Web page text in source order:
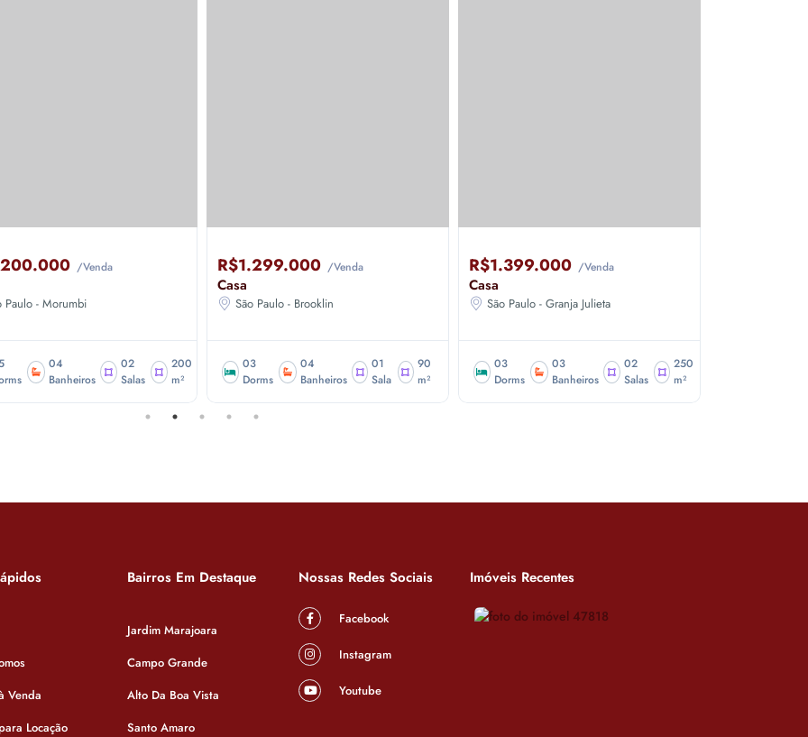
/Venda
Paulo - Morumbi
04
Banheiros
02
Salas
200
m²
R$1.299.000 /Venda
Casa
São Paulo - Brooklin
03
Dorms
04
Banheiros
01
Sala
90
m²
R$1.399.000 /Venda
Casa
São Paulo - Granja Julieta
03
Dorms
03
Banheiros
02
Salas
250
m²
Venda
Locação
Bairros Em Destaque
Jardim Marajoara
Campo Grande
Alto Da Boa Vista
Santo Amaro
Nossas Redes Sociais
Facebook
Instagram
Youtube
Imóveis Recentes